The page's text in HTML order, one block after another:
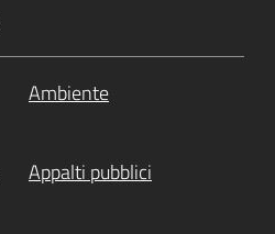
Ambiente
Appalti pubblici